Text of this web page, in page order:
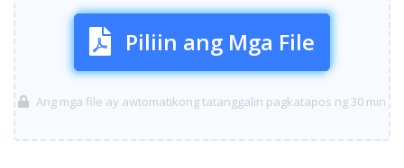
Piliin ang Mga File
Ang mga file ay awtomatikong tatanggalin pagkatapos ng 30 min